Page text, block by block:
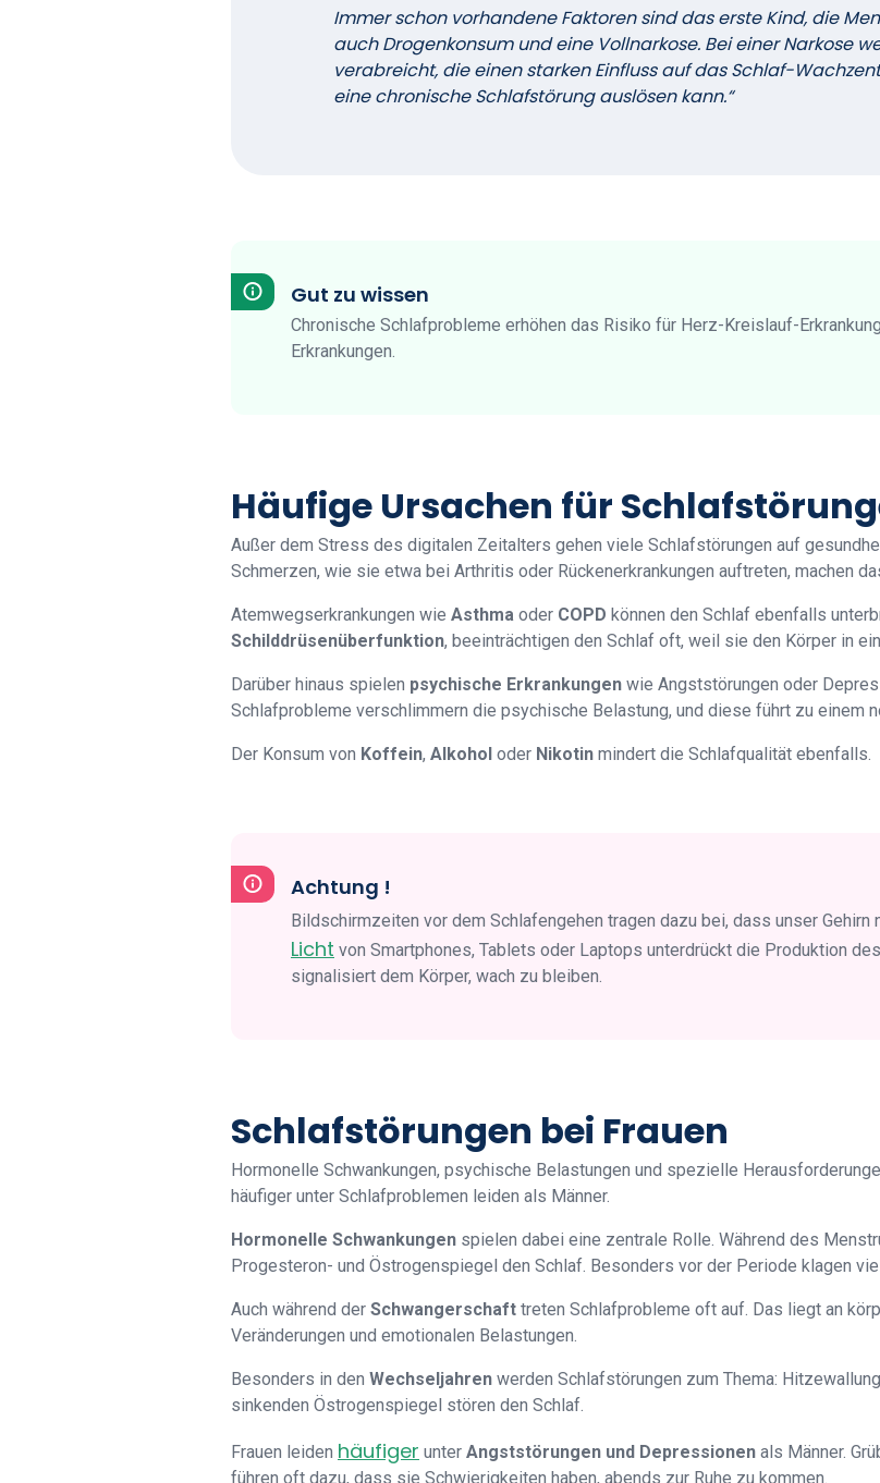
Immer schon vorhandene Faktoren sind das erste Kind, die
auch Drogenkonsum und eine Vollnarkose. Bei einer Narkose
verabreicht, die einen starken Einfluss auf das Schlaf-
eine chronische Schlafstörung auslösen kann.“
Gut zu wissen
Chronische Schlafprobleme erhöhen das Risiko für Herz-Kreislauf-
Erkrankungen.
Häufige Ursachen für
Außer dem Stress des digitalen Zeitalters gehen viele Schlafstörungen auf
Schmerzen, wie sie etwa bei Arthritis oder Rückenerkrankungen auftreten, machen
Atemwegserkrankungen wie Asthma oder COPD können den Schlaf ebenfalls
Schilddrüsenüberfunktion, beeinträchtigen den Schlaf oft, weil sie den Körper in
Darüber hinaus spielen psychische Erkrankungen wie Angststörungen oder
Schlafprobleme verschlimmern die psychische Belastung, und diese führt zu einem
Der Konsum von Koffein, Alkohol oder Nikotin mindert die Schlafqualität ebenfalls.
Achtung !
Bildschirmzeiten vor dem Schlafengehen tragen dazu bei, dass unser Gehirn
Licht von Smartphones, Tablets oder Laptops unterdrückt die Produktion
signalisiert dem Körper, wach zu bleiben.
Schlafstörungen bei Frauen
Hormonelle Schwankungen, psychische Belastungen und spezielle
häufiger unter Schlafproblemen leiden als Männer.
Hormonelle Schwankungen spielen dabei eine zentrale Rolle. Während des
Progesteron- und Östrogenspiegel den Schlaf. Besonders vor der Periode klagen
Auch während der Schwangerschaft treten Schlafprobleme oft auf. Das liegt an
Veränderungen und emotionalen Belastungen.
Besonders in den Wechseljahren werden Schlafstörungen zum Thema:
sinkenden Östrogenspiegel stören den Schlaf.
Frauen leiden häufiger unter Angststörungen und Depressionen als Männer.
führen oft dazu, dass sie Schwierigkeiten haben, abends zur Ruhe zu kommen.